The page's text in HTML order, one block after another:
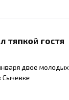
тяпкой гостя
двое молодых